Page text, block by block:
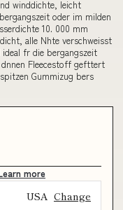
winddichte, leicht
oder im milden
10. 000 mm
alle Nhte verschweisst
fr die bergangszeit
Fleecestoff gefttert
Gummizug bers
more
USA Change